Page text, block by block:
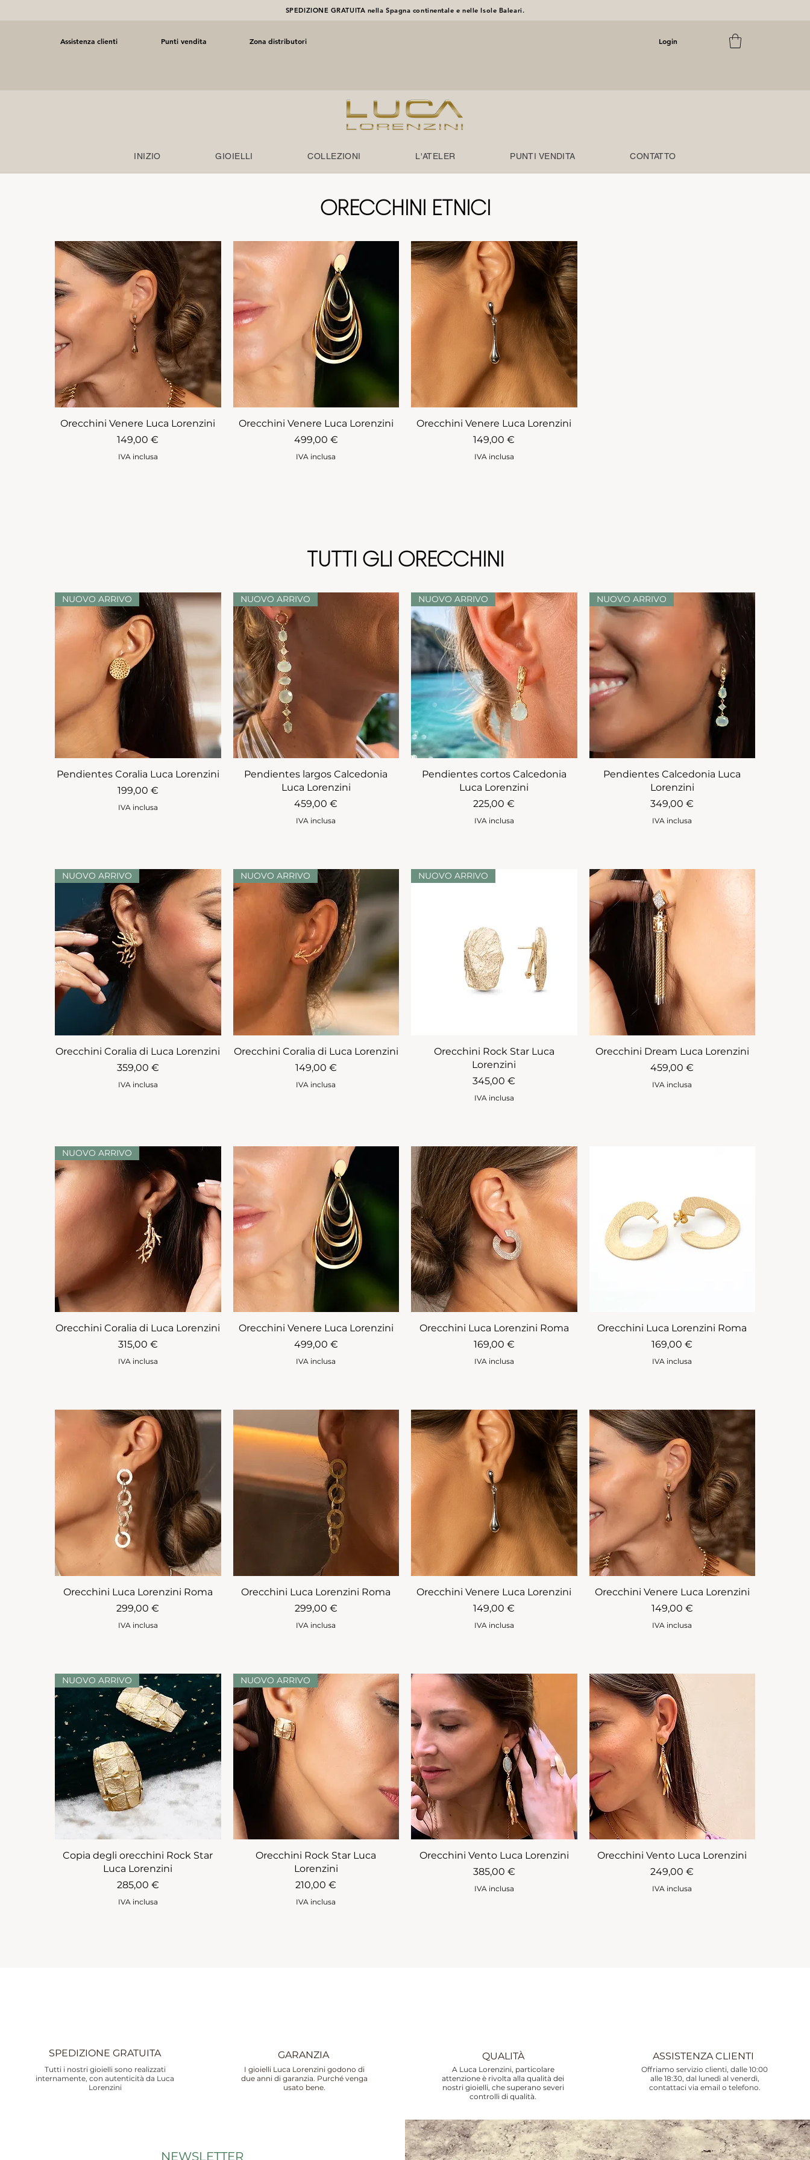
SPEDIZIONE GRATUITA nella Spagna continentale e nelle Isole Baleari.
Assistenza clienti Punti vendita Zona distributori Login
INIZIO GIOIELLI COLLEZIONI L'ATELER PUNTI VENDITA CONTATTO
ORECCHINI ETNICI
Orecchini Venere Luca Lorenzini
Prezzo
149,00 €
IVA inclusa
Orecchini Venere Luca Lorenzini
Prezzo
499,00 €
IVA inclusa
Orecchini Venere Luca Lorenzini
Prezzo
149,00 €
IVA inclusa
TUTTI GLI ORECCHINI
NUOVO ARRIVO
Pendientes Coralia Luca Lorenzini
Prezzo
199,00 €
IVA inclusa
NUOVO ARRIVO
Pendientes largos Calcedonia
Luca Lorenzini
Prezzo
459,00 €
IVA inclusa
NUOVO ARRIVO
Pendientes cortos Calcedonia
Luca Lorenzini
Prezzo
225,00 €
IVA inclusa
NUOVO ARRIVO
Pendientes Calcedonia Luca
Lorenzini
Prezzo
349,00 €
IVA inclusa
NUOVO ARRIVO
Orecchini Coralia di Luca Lorenzini
Prezzo
359,00 €
IVA inclusa
NUOVO ARRIVO
Orecchini Coralia di Luca Lorenzini
Prezzo
149,00 €
IVA inclusa
NUOVO ARRIVO
Orecchini Rock Star Luca
Lorenzini
Prezzo
345,00 €
IVA inclusa
Orecchini Dream Luca Lorenzini
Prezzo
459,00 €
IVA inclusa
NUOVO ARRIVO
Orecchini Coralia di Luca Lorenzini
Prezzo
315,00 €
IVA inclusa
Orecchini Venere Luca Lorenzini
Prezzo
499,00 €
IVA inclusa
Orecchini Luca Lorenzini Roma
Prezzo
169,00 €
IVA inclusa
Orecchini Luca Lorenzini Roma
Prezzo
169,00 €
IVA inclusa
Orecchini Luca Lorenzini Roma
Prezzo
299,00 €
IVA inclusa
Orecchini Luca Lorenzini Roma
Prezzo
299,00 €
IVA inclusa
Orecchini Venere Luca Lorenzini
Prezzo
149,00 €
IVA inclusa
Orecchini Venere Luca Lorenzini
Prezzo
149,00 €
IVA inclusa
NUOVO ARRIVO
Copia degli orecchini Rock Star
Luca Lorenzini
Prezzo
285,00 €
IVA inclusa
NUOVO ARRIVO
Orecchini Rock Star Luca
Lorenzini
Prezzo
210,00 €
IVA inclusa
Orecchini Vento Luca Lorenzini
Prezzo
385,00 €
IVA inclusa
Orecchini Vento Luca Lorenzini
Prezzo
249,00 €
IVA inclusa
SPEDIZIONE GRATUITA
Tutti i nostri gioielli sono realizzati
internamente, con autenticità da Luca
Lorenzini
GARANZIA
I gioielli Luca Lorenzini godono di
due anni di garanzia. Purché venga
usato bene.
QUALITÀ
A Luca Lorenzini, particolare
attenzione è rivolta alla qualità dei
nostri gioielli, che superano severi
controlli di qualità.
ASSISTENZA CLIENTI
Offriamo servizio clienti, dalle 10:00
alle 18:30, dal lunedì al venerdì,
contattaci via email o telefono.
NEWSLETTER